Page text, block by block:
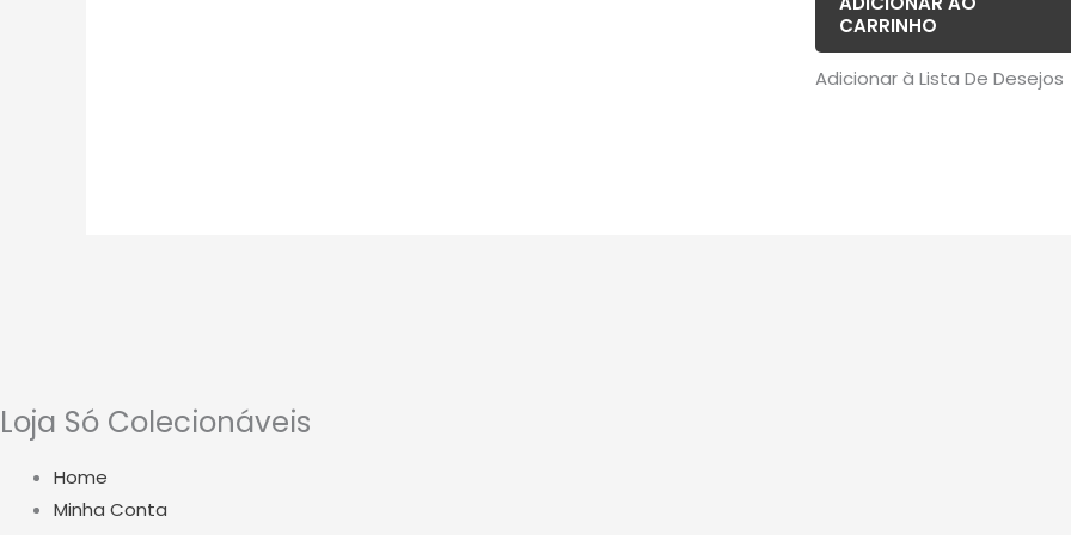
CARRINHO
Adicionar à Lista De Desejos
Loja Só Colecionáveis
Home
Minha Conta